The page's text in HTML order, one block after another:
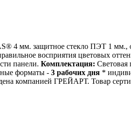
4 мм. защитное стекло ПЭТ 1
восприятия цветовых
панели. Комплектация: Световая
форматы - 3 рабочих дня *
компанией ГРЕЙАРТ. Товар